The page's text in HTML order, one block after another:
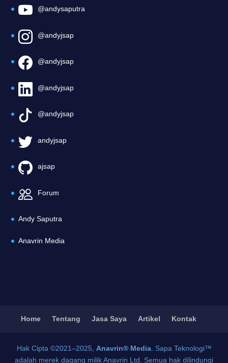
@andysaputra
@andyjsap
@andyjsap
@andyjsap
@andyjsap
andyjsap
ajsap
Forum
Andy Saputra
Anavrin Media
Home Tentang Jasa Saya Artikel Kontak
Hak Cipta ©2021–2025, Anavrin® Media. Sapa Teknologi™
adalah merek dagang milik Anavrin Ltd. Semua hak dilindungi